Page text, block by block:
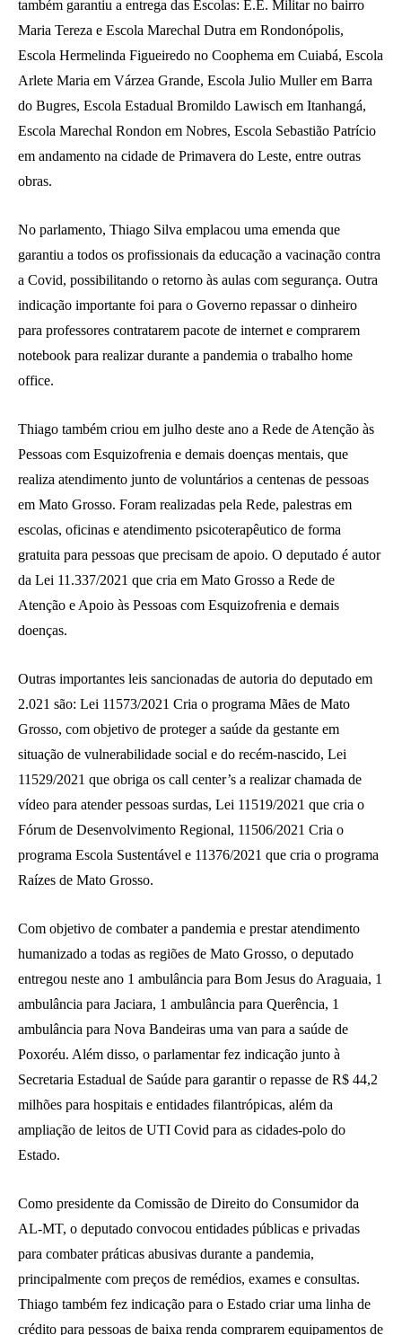
também garantiu a entrega das Escolas: E.E. Militar no bairro
Maria Tereza e Escola Marechal Dutra em Rondonópolis,
Escola Hermelinda Figueiredo no Coophema em Cuiabá, Escola
Arlete Maria em Várzea Grande, Escola Julio Muller em Barra
do Bugres, Escola Estadual Bromildo Lawisch em Itanhangá,
Escola Marechal Rondon em Nobres, Escola Sebastião Patrício
em andamento na cidade de Primavera do Leste, entre outras
obras.
No parlamento, Thiago Silva emplacou uma emenda que
garantiu a todos os profissionais da educação a vacinação contra
a Covid, possibilitando o retorno às aulas com segurança. Outra
indicação importante foi para o Governo repassar o dinheiro
para professores contratarem pacote de internet e comprarem
notebook para realizar durante a pandemia o trabalho home
office.
Thiago também criou em julho deste ano a Rede de Atenção às
Pessoas com Esquizofrenia e demais doenças mentais, que
realiza atendimento junto de voluntários a centenas de pessoas
em Mato Grosso. Foram realizadas pela Rede, palestras em
escolas, oficinas e atendimento psicoterapêutico de forma
gratuita para pessoas que precisam de apoio. O deputado é autor
da Lei 11.337/2021 que cria em Mato Grosso a Rede de
Atenção e Apoio às Pessoas com Esquizofrenia e demais
doenças.
Outras importantes leis sancionadas de autoria do deputado em
2.021 são: Lei 11573/2021 Cria o programa Mães de Mato
Grosso, com objetivo de proteger a saúde da gestante em
situação de vulnerabilidade social e do recém-nascido, Lei
11529/2021 que obriga os call center’s a realizar chamada de
vídeo para atender pessoas surdas, Lei 11519/2021 que cria o
Fórum de Desenvolvimento Regional, 11506/2021 Cria o
programa Escola Sustentável e 11376/2021 que cria o programa
Raízes de Mato Grosso.
Com objetivo de combater a pandemia e prestar atendimento
humanizado a todas as regiões de Mato Grosso, o deputado
entregou neste ano 1 ambulância para Bom Jesus do Araguaia, 1
ambulância para Jaciara, 1 ambulância para Querência, 1
ambulância para Nova Bandeiras uma van para a saúde de
Poxoréu. Além disso, o parlamentar fez indicação junto à
Secretaria Estadual de Saúde para garantir o repasse de R$ 44,2
milhões para hospitais e entidades filantrópicas, além da
ampliação de leitos de UTI Covid para as cidades-polo do
Estado.
Como presidente da Comissão de Direito do Consumidor da
AL-MT, o deputado convocou entidades públicas e privadas
para combater práticas abusivas durante a pandemia,
principalmente com preços de remédios, exames e consultas.
Thiago também fez indicação para o Estado criar uma linha de
crédito para pessoas de baixa renda comprarem equipamentos de